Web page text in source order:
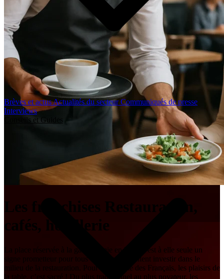
Brèves et actusActualités du secteurCommuniqués de presse
Interviews
Conseils et Guides
Les franchises Restauration,
cafés, hôtellerie
La place réservée à la gastronomie en France est à elle seule un
signe prometteur pour tous ceux qui souhaitent investir dans le
milieu de la restauration. Pour la majorité des Français, les plaisirs de
la table, c’est sacré ! Du plus traditionnel au plus novateur, les